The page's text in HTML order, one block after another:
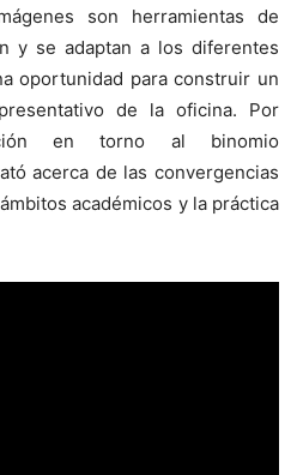
son herramientas de
y se adaptan a los diferentes
oportunidad para construir un
de la oficina. Por
en torno al binomio
acerca de las convergencias
académicos y la práctica